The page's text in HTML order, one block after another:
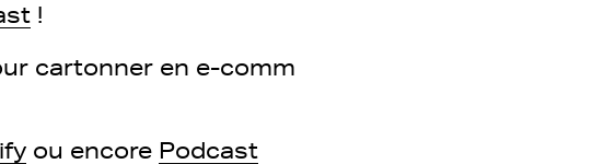
!
cartonner en e-comm
ou encore Podcast